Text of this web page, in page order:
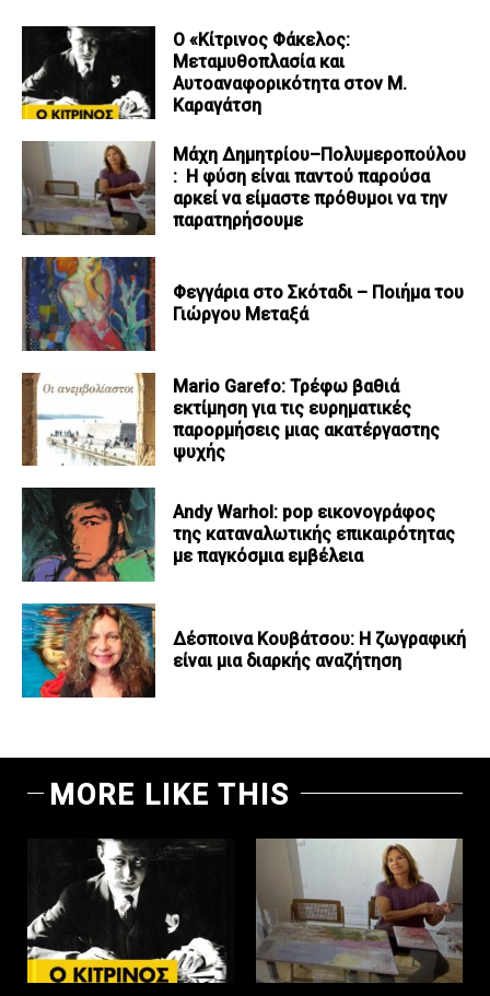
Ο «Κίτρινος Φάκελος:
Μεταμυθοπλασία και
Αυτοαναφορικότητα στον Μ.
Καραγάτση
Μάχη Δημητρίου–Πολυμεροπούλου
: Η φύση είναι παντού παρούσα
αρκεί να είμαστε πρόθυμοι να την
παρατηρήσουμε
Φεγγάρια στο Σκόταδι – Ποιήμα του
Γιώργου Μεταξά
Mario Garefo: Τρέφω βαθιά
εκτίμηση για τις ευρηματικές
παρορμήσεις μιας ακατέργαστης
ψυχής
Andy Warhol: pop εικονογράφος
της καταναλωτικής επικαιρότητας
με παγκόσμια εμβέλεια
Δέσποινα Κουβάτσου: Η ζωγραφική
είναι μια διαρκής αναζήτηση
MORE LIKE THIS